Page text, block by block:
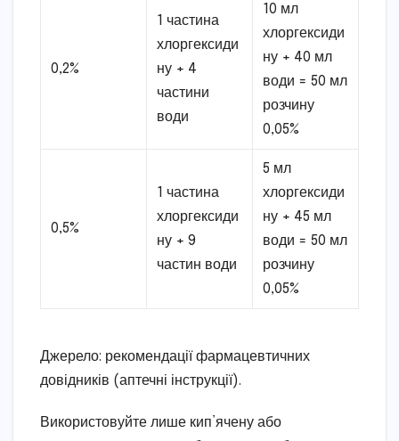
0,2%
1 частина
хлоргексиди
ну + 4
частини
води
10 мл
хлоргексиди
ну + 40 мл
води = 50 мл
розчину
0,05%
0,5%
1 частина
хлоргексиди
ну + 9
частин води
5 мл
хлоргексиди
ну + 45 мл
води = 50 мл
розчину
0,05%
Джерело: рекомендації фармацевтичних
довідників (аптечні інструкції).
Використовуйте лише кип’ячену або